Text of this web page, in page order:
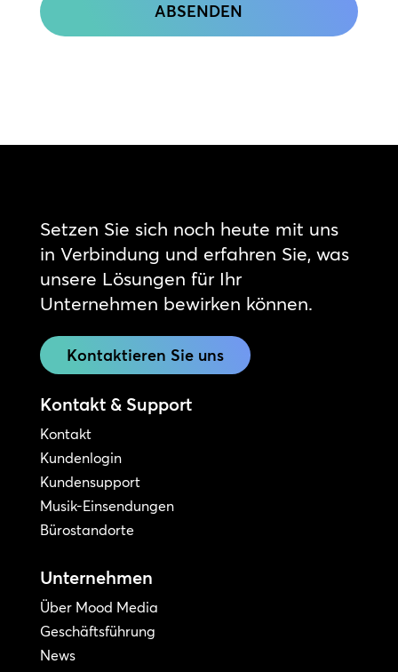
Setzen Sie sich noch heute mit uns
in Verbindung und erfahren Sie, was
unsere Lösungen für Ihr
Unternehmen bewirken können.
Kontaktieren Sie uns
Kontakt & Support
Kontakt
Kundenlogin
Kundensupport
Musik-Einsendungen
Bürostandorte
Unternehmen
Über Mood Media
Geschäftsführung
News